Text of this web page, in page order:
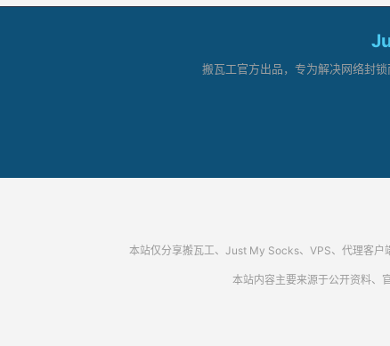
搬瓦工官方出品，专为解决网络封
本站仅分享搬瓦工、Just My Socks、VPS、代理客户
本站内容主要来源于公开资料、